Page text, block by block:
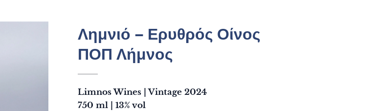
Λημνιό – Ερυθρός Οίνος
ΠΟΠ Λήμνος
Limnos Wines | Vintage 2024
750 ml | 13% vol